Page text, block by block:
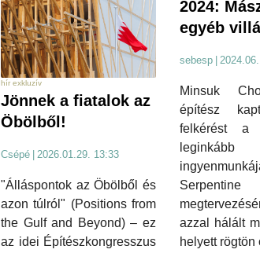
hír exkluzív
Jönnek a fiatalok az
Öbölből!
Csépé 2026.01.29. 13:33
"Álláspontok az Öbölből és
azon túlról" (Positions from
the Gulf and Beyond) – ez
az idei Építészkongresszus
2024:
egyéb
sebesp |
Minsuk
építész
felkérést a
azzal hálált
helyett rögtön